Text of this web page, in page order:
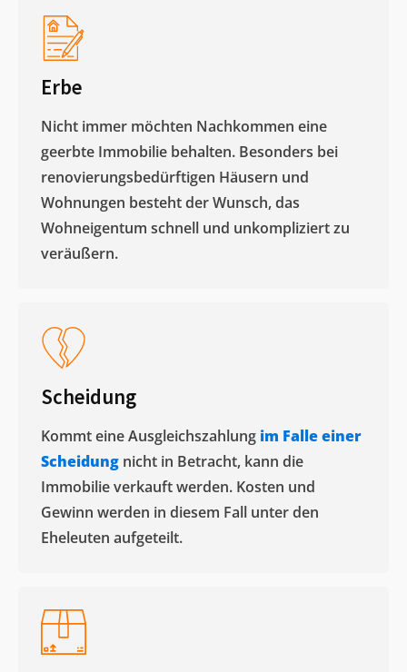
Erbe
Nicht immer möchten Nachkommen eine
geerbte Immobilie behalten. Besonders bei
renovierungsbedürftigen Häusern und
Wohnungen besteht der Wunsch, das
Wohneigentum schnell und unkompliziert zu
veräußern. ​
Scheidung
Kommt eine Ausgleichszahlung im Falle einer
Scheidung nicht in Betracht, kann die
Immobilie verkauft werden. Kosten und
Gewinn werden in diesem Fall unter den
Eheleuten aufgeteilt.​